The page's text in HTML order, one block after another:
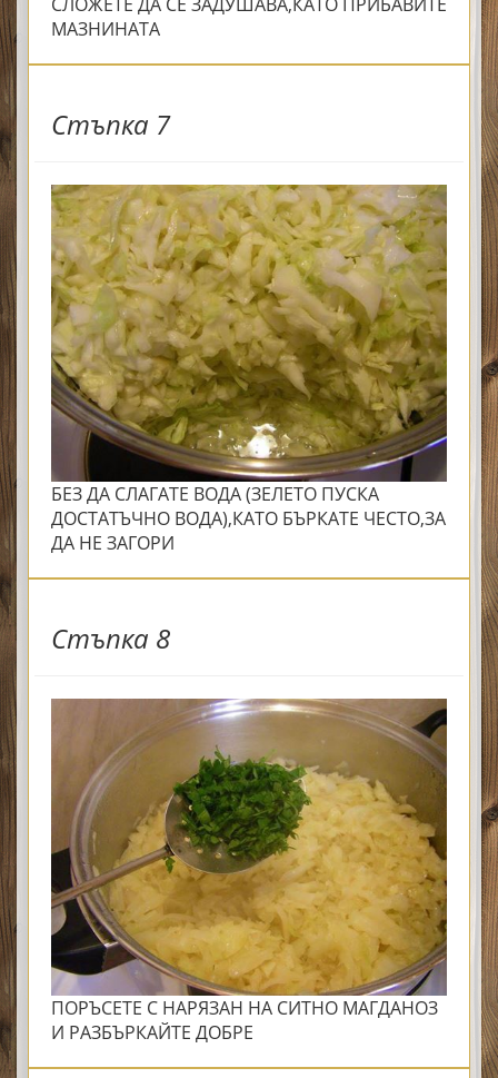
МАЗНИНАТА
Стъпка 7
БЕЗ ДА СЛАГАТЕ ВОДА (ЗЕЛЕТО ПУСКА
ДОСТАТЪЧНО ВОДА),КАТО БЪРКАТЕ ЧЕСТО,ЗА
ДА НЕ ЗАГОРИ
Стъпка 8
ПОРЪСЕТЕ С НАРЯЗАН НА СИТНО МАГДАНОЗ
И РАЗБЪРКАЙТЕ ДОБРЕ